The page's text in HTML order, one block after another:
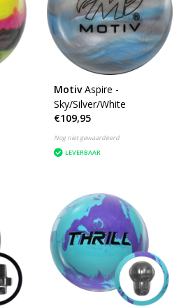
Motiv Aspire -
Sky/Silver/White
€109,95
Nog niet gewaardeerd
LEVERBAAR